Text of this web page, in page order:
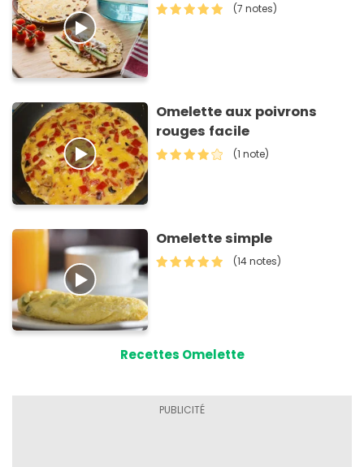
(7 notes)
Omelette aux poivrons
rouges facile
(1 note)
Omelette simple
(14 notes)
Recettes Omelette